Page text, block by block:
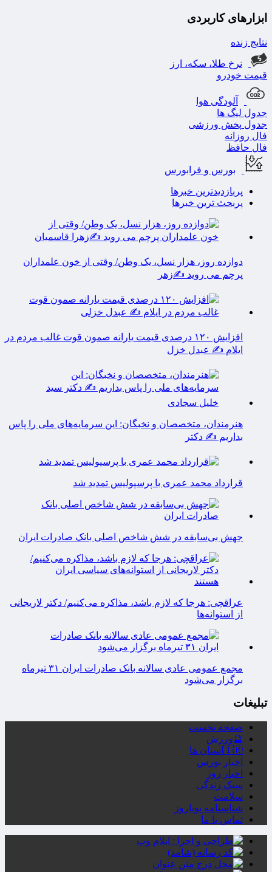
ابزارهای کاربردی
نتایج زنده
نرخ طلا، سکه، ارز
قیمت خودرو
آلودگی هوا
جدول لیگ ها
جدول پخش ورزشی
فال روزانه
فال حافظ
بورس و فرابورس
پربازدیدترین خبرها
پربحث ترین خبرها
دوازده روز، هزار نسل، یک وطن/ وقتی از خون علمداران
پرچم می روید ✍️زهر
افزایش ۱۲۰ درصدی قیمت یارانه صمون قوت غالب مردم در
ایلام ✍️ عبدل خزل
هنرمندان، متخصصان و نخبگان: این سرمایه‌های ملی را پاس
بداریم ✍️ دکتر
قرارداد محمد عمری با پرسپولیس تمدید شد
جهش بی‌سابقه در شش شاخص اصلی بانک صادرات ایران
عراقچی: هرجا که لازم باشد، مذاکره می‌کنیم/ دکتر لاریجانی
از استوانه‌ها
مجمع عمومی عادی سالانه بانک صادرات ایران ۳۱ تیرماه
برگزار می‌شود
تبلیغات
صفحه نخست
🔮ورزش
🇮🇷استان ها
اخبار بورس
اخبار روز
سبک زندگی
سلامت
شناسنامه پویاروز
تماس با ما